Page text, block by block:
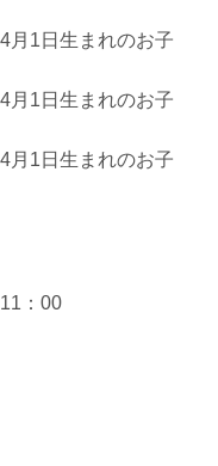
月1日生まれのお子
月1日生まれのお子
月1日生まれのお子
：00